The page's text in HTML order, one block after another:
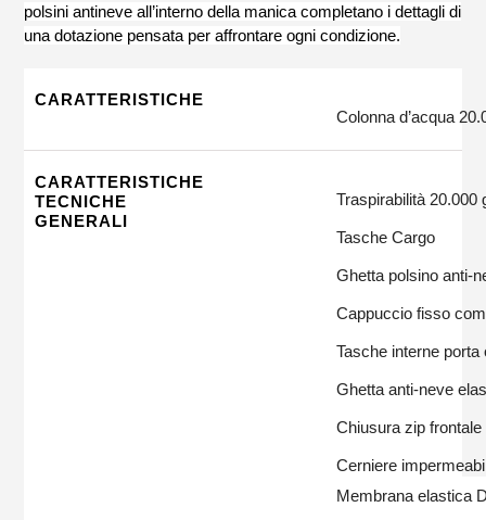
polsini antineve all’interno della manica completano i dettagli di
una dotazione pensata per affrontare ogni condizione.
CARATTERISTICHE
Colonna d’acqua
CARATTERISTICHE
TECNICHE
GENERALI
Traspirabilità 20.000
Tasche Cargo
Ghetta polsino anti-
Cappuccio fisso
Tasche interne porta
Ghetta anti-neve
Chiusura zip
Cerniere
Membrana elastica